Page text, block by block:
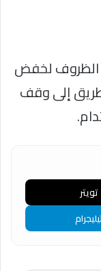
الظروف لخفض
إلى وقف
تويتر